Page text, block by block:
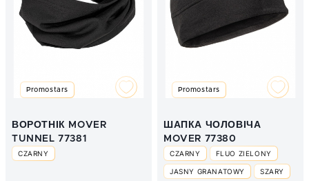
Promostars
ВОРОТНІК MOVER
TUNNEL 77381
CZARNY
Promostars
ШАПКА ЧОЛОВІЧА
MOVER 77380
CZARNY FLUO ZIELONY
JASNY GRANATOWY SZARY